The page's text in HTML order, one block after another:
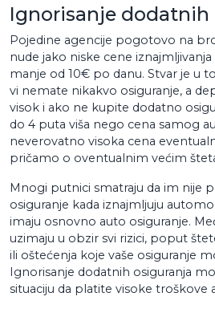
Ignorisanje dodatnih
Pojedine agencije pogotovo na
nude jako niske cene
manje od 10€ po danu. Stvar je u
vi nemate nikakvo osiguranje, a
visok i ako ne kupite dodatno
do 4 puta viša nego cena samog
neverovatno visoka cena
pričamo o oventualnim većim
Mnogi putnici smatraju da im nije
osiguranje kada iznajmljuju
imaju osnovno auto osiguranje.
uzimaju u obzir svi rizici, poput
ili oštećenja koje vaše osiguranje
Ignorisanje dodatnih osiguranja
situaciju da platite visoke troškove